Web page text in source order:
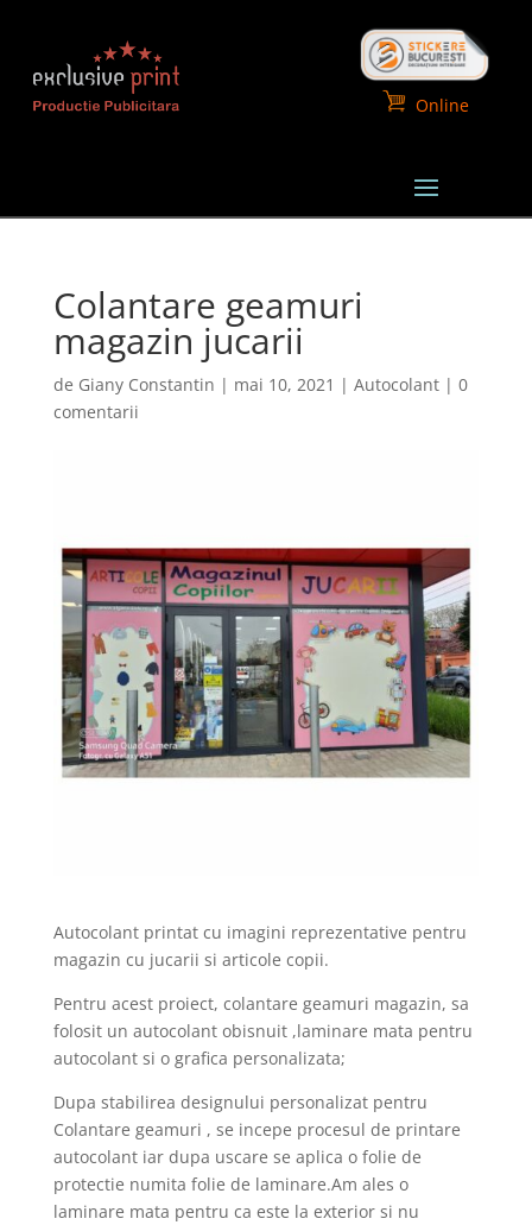
Online
Colantare geamuri
magazin jucarii
de Giany Constantin | mai 10, 2021 | Autocolant| 0
comentarii
Autocolant printat cu imagini reprezentative pentru
magazin cu jucarii si articole copii.
Pentru acest proiect, colantare geamuri magazin, sa
folosit un autocolant obisnuit ,laminare mata pentru
autocolant si o grafica personalizata;
Dupa stabilirea designului personalizat pentru
Colantare geamuri , se incepe procesul de printare
autocolant iar dupa uscare se aplica o folie de
protectie numita folie de laminare.Am ales o
laminare mata pentru ca este la exterior si nu